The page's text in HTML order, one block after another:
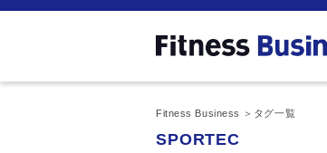
Fitness Business タグ一覧
SPORTEC